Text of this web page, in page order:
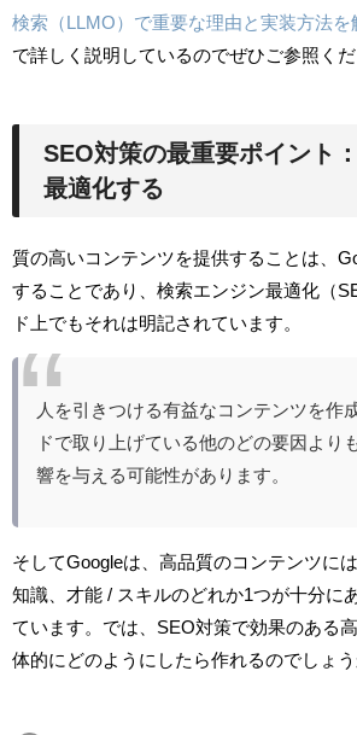
検索（LLMO）で重要な理由と実装方法を
で詳しく説明しているのでぜひご参照くだ
SEO対策の最重要ポイント
最適化する
質の高いコンテンツを提供することは、
することであり、検索エンジン最適化（
ド上でもそれは明記されています。
人を引きつける有益なコンテンツを作
ドで取り上げている他のどの要因より
響を与える可能性があります。
そしてGoogleは、高品質のコンテンツに
知識、才能 / スキルのどれか1つが十分に
ています。では、SEO対策で効果のある
体的にどのようにしたら作れるのでしょう